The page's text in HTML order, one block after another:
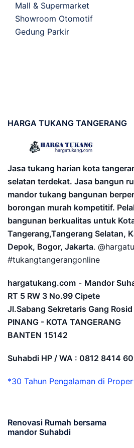
Mall & Supermarket
Showroom Otomotif
Gedung Parkir
HARGA TUKANG TANGERANG
Jasa tukang harian kota
selatan terdekat. Jasa bangun
mandor tukang bangunan
borongan murah kompetitif.
bangunan berkualitas untuk
Tangerang,Tangerang Selatan,
Depok, Bogor, Jakarta.
#tukangtangerangonline
hargatukang.com - Mandor
RT 5 RW 3 No.99 Cipete
Jl.Sabang Sekretaris Gang Rosid
PINANG - KOTA TANGERANG
BANTEN 15142
Suhabdi HP / WA : 0812 8414
*30 Tahun Pengalaman di
Renovasi Rumah bersama
mandor Suhabdi